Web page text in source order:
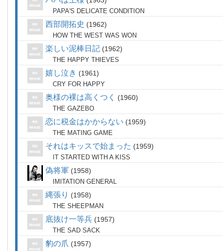
PAPA'S DELICATE CONDITION
西部開拓史 1962
HOW THE WEST WAS WON
楽しい泥棒日記 1962
THE HAPPY THIEVES
嬉し泣き 1961
CRY FOR HAPPY
奥様の裸は高くつく 1960
THE GAZEBO
恋に税金はかからない 1959
THE MATING GAME
それはキッスで始まった 1959
IT STARTED WITH A KISS
偽将軍 1958
IMITATION GENERAL
縄張り 1958
THE SHEEPMAN
底抜け一等兵 1957
THE SAD SACK
豹の爪 1957